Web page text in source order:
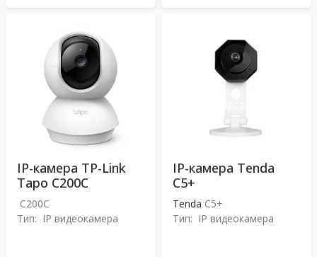
IP-камера TP-Link
Tapo C200C
C200C
Тип: IP видеокамера
IP-камера Tenda
C5+
Tenda C5+
Тип: IP видеокамера